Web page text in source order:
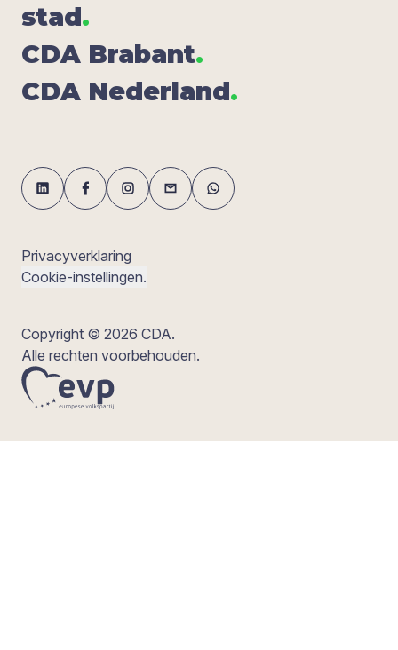
stad.
CDA Bra­bant.
CDA Neder­land.
Privacyverklaring
Cookie-instellingen.
Copyright © 2026 CDA.
Alle rechten voorbehouden.